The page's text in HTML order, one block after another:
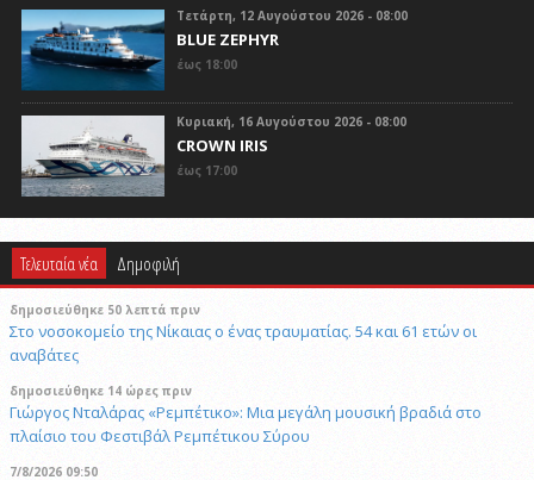
Τετάρτη, 12 Αυγούστου 2026 - 08:00
BLUE ZEPHYR
έως 18:00
Κυριακή, 16 Αυγούστου 2026 - 08:00
CROWN IRIS
έως 17:00
Τελευταία νέα Δημοφιλή
δημοσιεύθηκε 50 λεπτά πριν
Στο νοσοκομείο της Νίκαιας ο ένας τραυματίας. 54 και 61 ετών οι
αναβάτες
δημοσιεύθηκε 14 ώρες πριν
Γιώργος Νταλάρας «Ρεμπέτικο»: Μια μεγάλη μουσική βραδιά στο
πλαίσιο του Φεστιβάλ Ρεμπέτικου Σύρου
7/8/2026 09:50